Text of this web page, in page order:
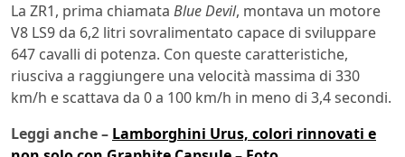
La ZR1, prima chiamata Blue Devil, montava un motore
V8 LS9 da 6,2 litri sovralimentato capace di sviluppare
647 cavalli di potenza. Con queste caratteristiche,
riusciva a raggiungere una velocità massima di 330
km/h e scattava da 0 a 100 km/h in meno di 3,4 secondi.
Leggi anche – Lamborghini Urus, colori rinnovati e